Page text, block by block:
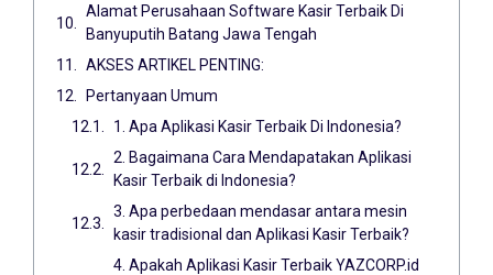
Alamat Perusahaan Software Kasir Terbaik Di
Banyuputih Batang Jawa Tengah
AKSES ARTIKEL PENTING:
Pertanyaan Umum
1. Apa Aplikasi Kasir Terbaik Di Indonesia?
2. Bagaimana Cara Mendapatakan Aplikasi
Kasir Terbaik di Indonesia?
3. Apa perbedaan mendasar antara mesin
kasir tradisional dan Aplikasi Kasir Terbaik?
4. Apakah Aplikasi Kasir Terbaik YAZCORP.id